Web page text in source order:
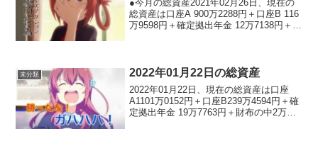
●今月の総資産2021年02月26日、現在の
総資産は口座A 900万2288円＋口座B 116
万9598円＋確定拠出年金 12万7138円＋財
未分類 2022年01月22日の総資産
2022年01月22日、現在の総資産は口座
A1101万0152円＋口座B239万4594円＋確
定拠出年金 19万7763円＋財布の中2万